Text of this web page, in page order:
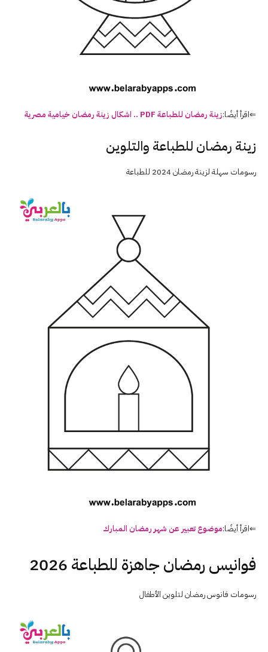
⇐اقرأ أيضًا:زينة رمضان للطباعة PDF .. اشكال زينة رمضان خيامية مصرية
زينة رمضان للطباعة والتلوين
رسومات سهلة لزينة رمضان 2024 للطباعة
⇐اقرأ أيضًا:موضوع تعبير عن شهر رمضان المبارك
فوانيس رمضان جاهزة للطباعة 2026
رسومات فانوس رمضان لتلوين الأطفال